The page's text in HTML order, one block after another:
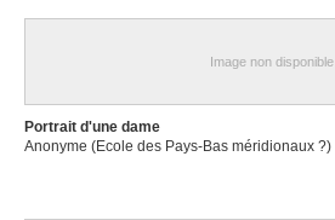
Image non disponible
Portrait d'une dame
Anonyme (Ecole des Pays-Bas méridionaux ?)